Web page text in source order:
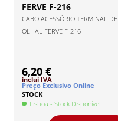
FERVE F-216
CABO ACESSÓRIO TERMINAL DE
OLHAL FERVE F-216
6,20 €
inclui IVA
Preço Exclusivo Online
STOCK
Lisboa - Stock Disponível